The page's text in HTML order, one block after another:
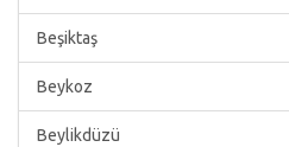
Beşiktaş
Beykoz
Beylikdüzü